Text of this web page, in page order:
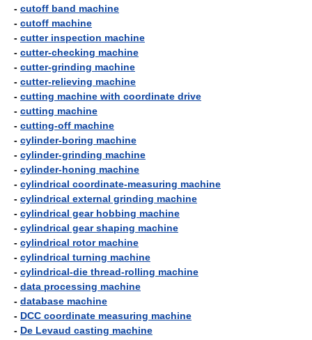
- cutoff band machine
- cutoff machine
- cutter inspection machine
- cutter-checking machine
- cutter-grinding machine
- cutter-relieving machine
- cutting machine with coordinate drive
- cutting machine
- cutting-off machine
- cylinder-boring machine
- cylinder-grinding machine
- cylinder-honing machine
- cylindrical coordinate-measuring machine
- cylindrical external grinding machine
- cylindrical gear hobbing machine
- cylindrical gear shaping machine
- cylindrical rotor machine
- cylindrical turning machine
- cylindrical-die thread-rolling machine
- data processing machine
- database machine
- DCC coordinate measuring machine
- De Levaud casting machine